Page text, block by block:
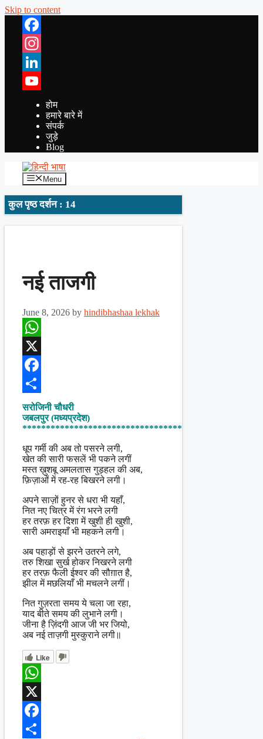
Skip to content
Facebook
Instagram
LinkedIn
YouTube
होम
हमारे बारे में
संपर्क
जुड़े
Blog
Menu
कुल पृष्ठ दर्शन : 14
नई ताजगी
June 8, 2026 by hindibhashaa lekhak
WhatsApp
X
Facebook
Share
सरोजिनी चौधरी
जबलपुर (मध्यप्रदेश)
**********************************
धूप गर्मी की अब तो पसरने लगी,
खेत की सारी फसलें भी पकने लगीं
मस्त ख़ुशबू अमलतास गुड़हल की अब,
फ़िज़ाओं में रह-रह बिखरने लगी।
अपने साज़ों हुनर से धरा भी यहाँ,
नित नए चित्र में रंग भरने लगी
हर तरफ़ हर दिशा में खुशी ही खुशी,
सारी अमराइयाँ भी महकने लगी।
अब पहाड़ों से झरने उतरने लगे,
तरु शिखा सुर्ख होकर निखरने लगी
हर तरफ़ फैली ईश्वर की सौग़ात है,
झील में मछलियाँ भी मचलने लगीं।
नित गुज़रता समय ये चला जा रहा,
याद बीते समय की लुभाने लगी।
जीना है ज़िंदगी आज जी भर जियो,
अब नई ताज़गी मुस्कुराने लगी॥
Like
WhatsApp
X
Facebook